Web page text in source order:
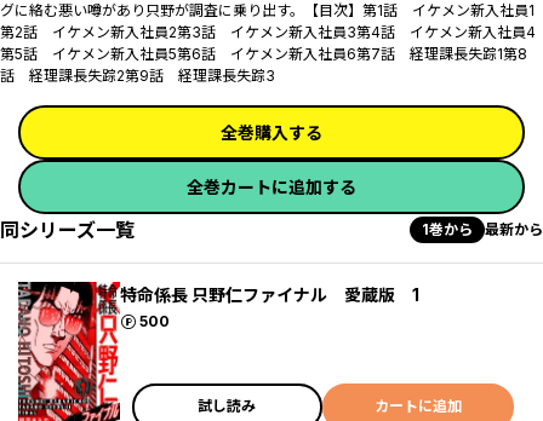
グに絡む悪い噂があり只野が調査に乗り出す。【目次】第1話 イケメン新入社員1
第2話 イケメン新入社員2第3話 イケメン新入社員3第4話 イケメン新入社員4
第5話 イケメン新入社員5第6話 イケメン新入社員6第7話 経理課長失踪1第8
話 経理課長失踪2第9話 経理課長失踪3
全巻購入する
全巻カートに追加する
同シリーズ一覧 1巻から 最新から
特命係長 只野仁ファイナル 愛蔵版 1
500
ポイント
試し読み カートに追加